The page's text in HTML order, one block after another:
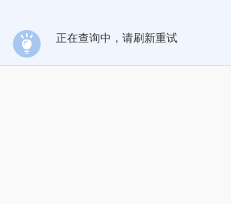
正在查询中，请刷新重试